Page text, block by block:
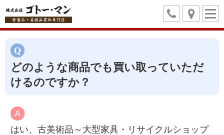
どのような商品でも買い取っていただ
けるのですか？
はい、古美術品～大型家具・リサイクルショップ